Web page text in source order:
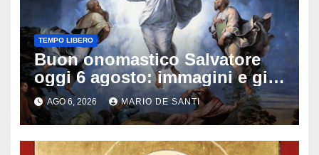
TEMPO LIBERO
Buon onomastico Salvatore
oggi 6 agosto: immagini e gif
di auguri da condividere
AGO 6, 2026 MARIO DE SANTI